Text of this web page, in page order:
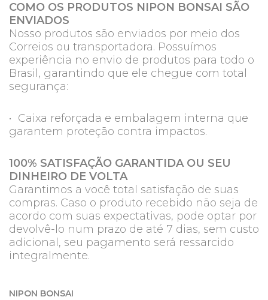
COMO OS PRODUTOS NIPON BONSAI SÃO
ENVIADOS
Nosso produtos são enviados por meio dos
Correios ou transportadora. Possuímos
experiência no envio de produtos para todo o
Brasil, garantindo que ele chegue com total
segurança:
• Caixa reforçada e embalagem interna que
garantem proteção contra impactos.
100% SATISFAÇÃO GARANTIDA OU SEU
DINHEIRO DE VOLTA
Garantimos a você total satisfação de suas
compras. Caso o produto recebido não seja de
acordo com suas expectativas, pode optar por
devolvê-lo num prazo de até 7 dias, sem custo
adicional, seu pagamento será ressarcido
integralmente.
NIPON BONSAI